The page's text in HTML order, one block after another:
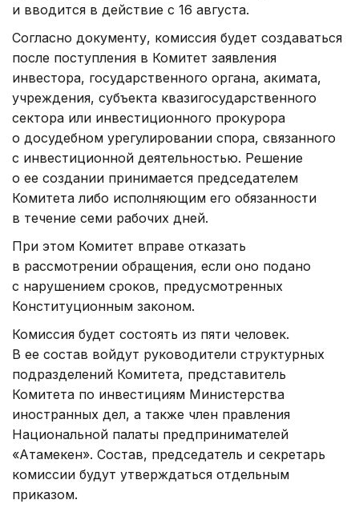
и вводится в действие с 16 августа.
Согласно документу, комиссия будет создаваться
после поступления в Комитет заявления
инвестора, государственного органа, акимата,
учреждения, субъекта квазигосударственного
сектора или инвестиционного прокурора
о досудебном урегулировании спора, связанного
с инвестиционной деятельностью. Решение
о ее создании принимается председателем
Комитета либо исполняющим его обязанности
в течение семи рабочих дней.
При этом Комитет вправе отказать
в рассмотрении обращения, если оно подано
с нарушением сроков, предусмотренных
Конституционным законом.
Комиссия будет состоять из пяти человек.
В ее состав войдут руководители структурных
подразделений Комитета, представитель
Комитета по инвестициям Министерства
иностранных дел, а также член правления
Национальной палаты предпринимателей
«Атамекен». Состав, председатель и секретарь
комиссии будут утверждаться отдельным
приказом.